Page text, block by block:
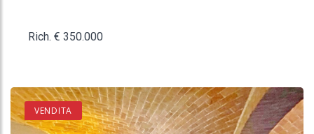
Rich. € 350.000
VENDITA